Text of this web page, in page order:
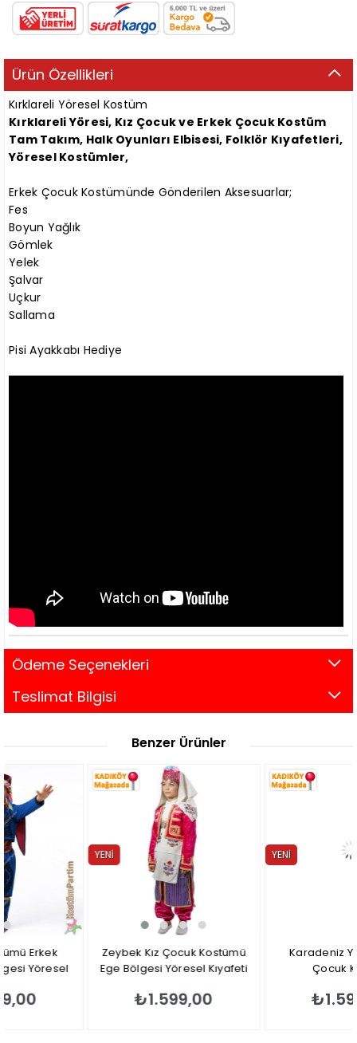
Ürün Özellikleri
Kırklareli Yöresel Kostüm
Kırklareli Yöresi, Kız Çocuk ve Erkek Çocuk Kostüm
Tam Takım, Halk Oyunları Elbisesi, Folklör Kıyafetleri,
Yöresel Kostümler,
Erkek Çocuk Kostümünde Gönderilen Aksesuarlar;
Fes
Boyun Yağlık
Gömlek
Yelek
Şalvar
Uçkur
Sallama
Pisi Ayakkabı Hediye
Ödeme Seçenekleri
Teslimat Bilgisi
Benzer Ürünler
Zeybek Kız Çocuk Kostümü
Ege Bölgesi Yöresel Kıyafeti
YENI
ÜRÜN
Karadeniz Yöresi Erkek
Çocuk Kıyafeti
YENI
ÜRÜN